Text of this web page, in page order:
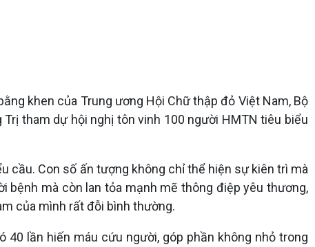
khen của Trung ương Hội Chữ thập đỏ Việt Nam, Bộ
tham dự hội nghị tôn vinh 100 người HMTN tiêu biểu
cầu. Con số ấn tượng không chỉ thể hiện sự kiên trì mà
bệnh mà còn lan tỏa mạnh mẽ thông điệp yêu thương,
của mình rất đỗi bình thường.
40 lần hiến máu cứu người, góp phần không nhỏ trong